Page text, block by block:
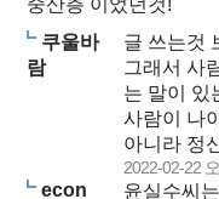
중산층 이었던것!
쿠울바
람
글 쓰는것
그래서 사
는 말이 있
사람이 나
아니라 정
2022-02-22
econ
윤실수씨